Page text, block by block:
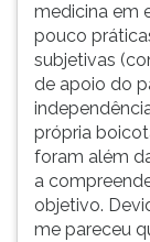
medicina em
pouco
subjetivas
de apoio do
própria
foram além
a
objetivo.
me pareceu